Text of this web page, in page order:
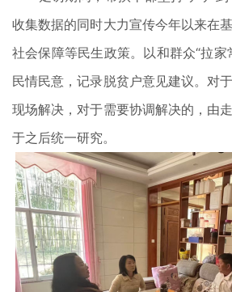
收集数据的同时大力宣传今年以来在
社会保障等民生政策。以和群众“拉家
民情民意，记录脱贫户意见建议。对
现场解决，对于需要协调解决的，由
于之后统一研究。